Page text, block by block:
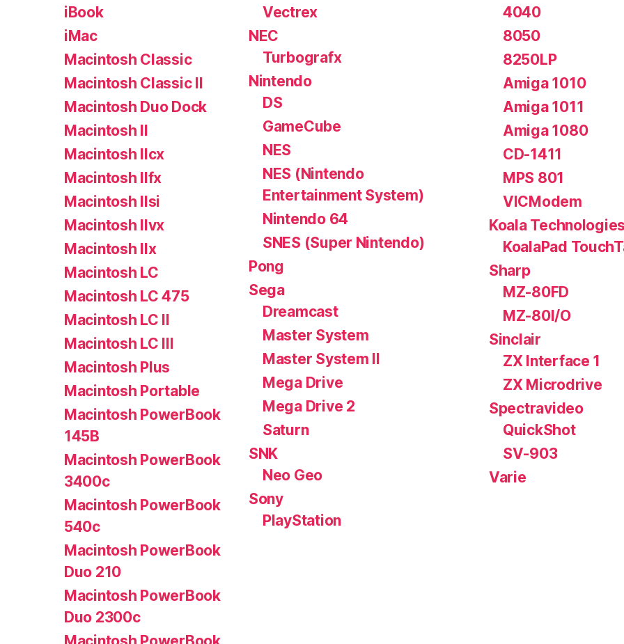
iBook
iMac
Macintosh Classic
Macintosh Classic II
Macintosh Duo Dock
Macintosh II
Macintosh IIcx
Macintosh IIfx
Macintosh IIsi
Macintosh IIvx
Macintosh IIx
Macintosh LC
Macintosh LC 475
Macintosh LC II
Macintosh LC III
Macintosh Plus
Macintosh Portable
Macintosh PowerBook
145B
Macintosh PowerBook
3400c
Macintosh PowerBook
540c
Macintosh PowerBook
Duo 210
Macintosh PowerBook
Duo 2300c
Vectrex
NEC
Turbografx
Nintendo
DS
GameCube
NES
NES (Nintendo
Entertainment System)
Nintendo 64
SNES (Super Nintendo)
Pong
Sega
Dreamcast
Master System
Master System II
Mega Drive
Mega Drive 2
Saturn
SNK
Neo Geo
Sony
PlayStation
4040
8050
8250LP
Amiga 1010
Amiga 1011
Amiga 1080
CD-1411
MPS 801
VICModem
Koala
KoalaPad
Sharp
MZ-80FD
MZ-80I/O
Sinclair
ZX Interface 1
ZX Microdrive
Spectravideo
QuickShot
SV-903
Varie